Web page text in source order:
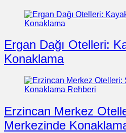
Ergan Dağı Otelleri:
Konaklama
Erzincan Merkez
Merkezinde